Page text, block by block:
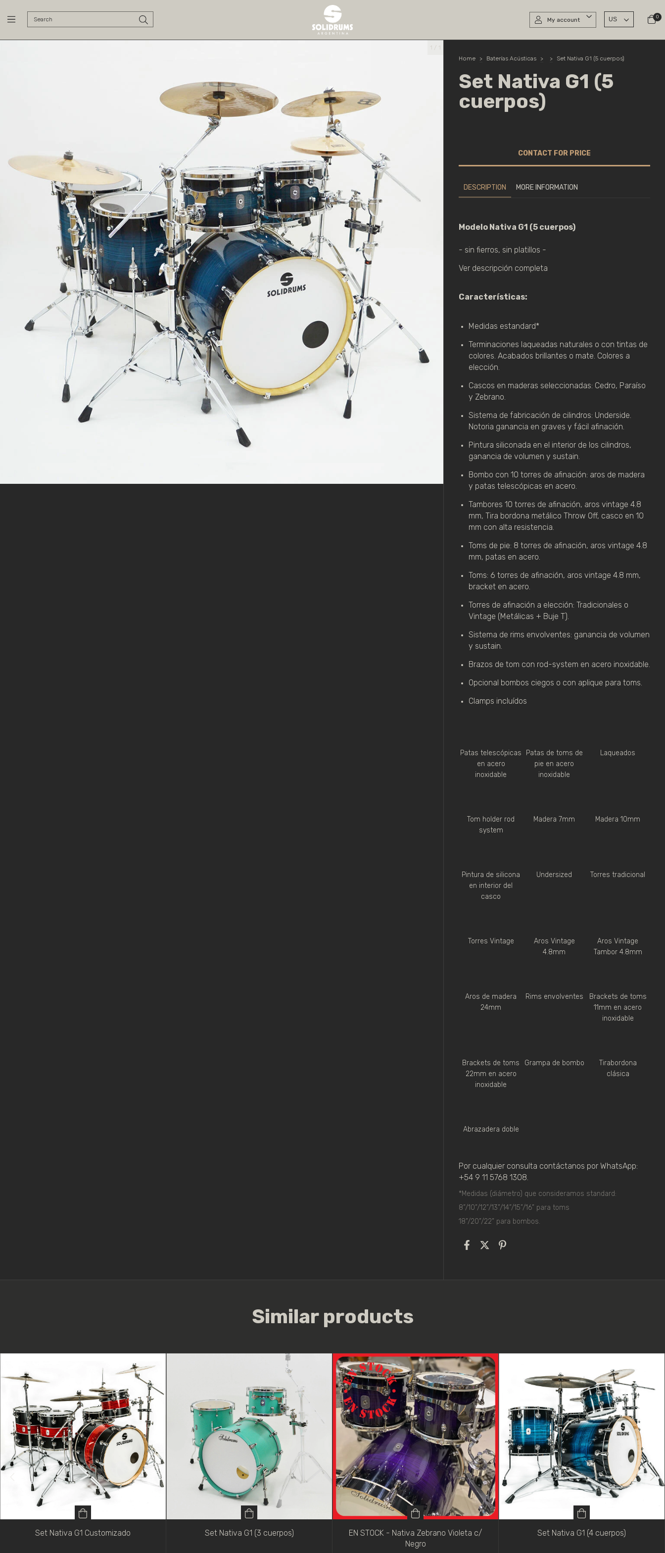
My account 0
1 / 1
Home
> Baterías Acústicas > > Set Nativa G1 (5 cuerpos)
Set Nativa G1 (5
cuerpos)
DESCRIPTION MORE INFORMATION
Modelo Nativa G1 (5 cuerpos)
- sin fierros, sin platillos -
Ver descripción completa
Características:
Medidas estandard*
Terminaciones laqueadas naturales o con tintas de
colores. Acabados brillantes o mate. Colores a
elección.
Cascos en maderas seleccionadas: Cedro, Paraíso
y Zebrano.
Sistema de fabricación de cilindros: Underside.
Notoria ganancia en graves y fácil afinación.
Pintura siliconada en el interior de los cilindros,
ganancia de volumen y sustain.
Bombo con 10 torres de afinación: aros de madera
y patas telescópicas en acero.
Tambores 10 torres de afinación, aros vintage 4.8
mm, Tira bordona metálico Throw Off, casco en 10
mm con alta resistencia.
Toms de pie: 8 torres de afinación, aros vintage 4.8
mm, patas en acero.
Toms: 6 torres de afinación, aros vintage 4.8 mm,
bracket en acero.
Torres de afinación a elección: Tradicionales o
Vintage (Metálicas + Buje T).
Sistema de rims envolventes: ganancia de volumen
y sustain.
Brazos de tom con rod-system en acero inoxidable.
Opcional bombos ciegos o con aplique para toms.
Clamps incluídos
Patas telescópicas
en acero
inoxidable
Patas de toms de
pie en acero
inoxidable
Laqueados
Tom holder rod
system
Madera 7mm Madera 10mm
Pintura de silicona
en interior del
casco
Undersized Torres tradicional
Torres Vintage
Aros Vintage
4.8mm
Aros Vintage
Tambor 4.8mm
Aros de madera
24mm
Rims envolventes
Brackets de toms
11mm en acero
inoxidable
Brackets de toms
22mm en acero
inoxidable
Grampa de bombo
Tirabordona
clásica
Abrazadera doble
Por cualquier consulta contáctanos por WhatsApp:
+54 9 11 5768 1308.
*Medidas (diámetro) que consideramos standard:
8”/10”/12”/13”/14”/15”/16” para toms
18”/20”/22” para bombos.
Similar products
Set Nativa G1 Customizado Set Nativa G1 (3 cuerpos)
EN STOCK - Nativa Zebrano Violeta c/
Negro
Set Nativa G1 (4 cuerpos)